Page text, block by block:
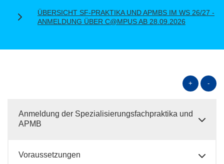
ÜBERSICHT SF-PRAKTIKA UND APMBS IM WS 26/27 -
ANMELDUNG ÜBER C@MPUS AB 28.09.2026
+ -
Anmeldung der Spezialisierungsfachpraktika und
APMB
Voraussetzungen